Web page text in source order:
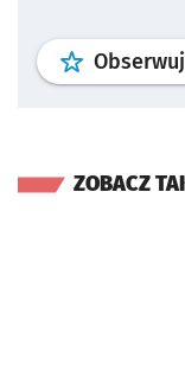
Obserwuj
ZOBACZ